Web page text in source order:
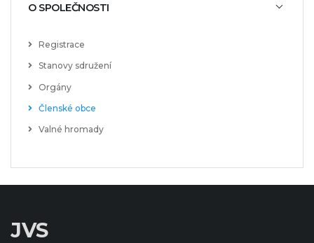
O SPOLEČNOSTI
Registrace
Stanovy sdružení
Orgány
Členské obce
Valné hromady
JVS